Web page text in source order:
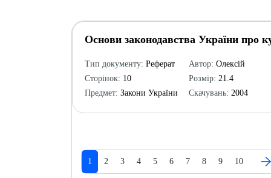
Основи законодавства України про
Тип документу: Реферат
Сторінок: 10
Предмет: Закони України
Автор: Олексій
Розмір: 21.4
Скачувань: 2004
1 2 3 4 5 6 7 8 9 10